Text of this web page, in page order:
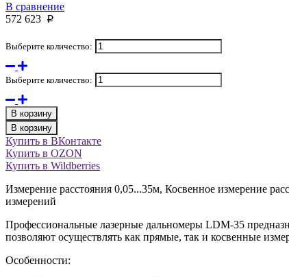
В сравнение
572 623 p
Выберите количество:
Выберите количество:
В корзину
В корзину
Купить в ВКонтакте
Купить в OZON
Купить в Wildberries
Измерение расстояния 0,05...35м, Косвенное измерение
измерений
Профессиональные лазерные дальномеры LDM-35
позволяют осуществлять как прямые, так и косвенные
Особенности: